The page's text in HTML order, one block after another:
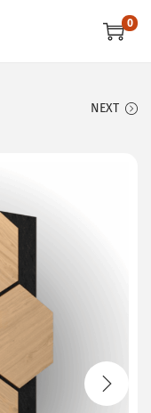
0
NEXT